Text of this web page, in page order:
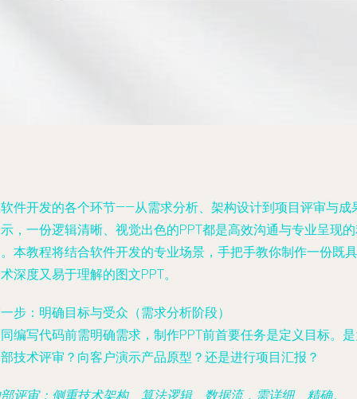
件开发的各个环节——从需求分析、架构设计到项目评审与成
，一份逻辑清晰、视觉出色的PPT都是高效沟通与专业呈现
本教程将结合软件开发的专业场景，手把手教你制作一份既具
深度又易于理解的图文PPT。
步：明确目标与受众（需求分析阶段）
编写代码前需明确需求，制作PPT前首要任务是定义目标。
技术评审？向客户演示产品原型？还是进行项目汇报？
评审：侧重技术架构、算法逻辑、数据流，需详细、精确。